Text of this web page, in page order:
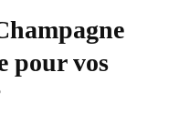
pour vos